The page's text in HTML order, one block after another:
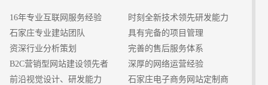
16年专业互联网服务经验
石家庄专业建站团队
资深行业分析策划
B2C营销型网站建设领先者
前沿视觉设计、研发能力
时刻全新技术领先研发能力
具有完备的项目管理
完善的售后服务体系
深厚的网络运营经验
石家庄电子商务网站定制商